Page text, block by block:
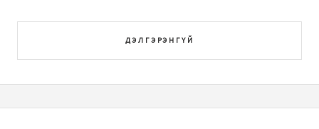
ДЭЛГЭРЭНГҮЙ